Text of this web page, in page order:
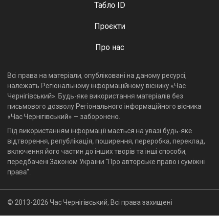
Табло ID
Проєкти
Про нас
Всі права на матеріали, опубліковані на даному ресурсі,
належать Регіональному інформаційному віснику «Час
Чернігівський». Будь-яке використання матеріалів без
письмового дозволу Регіонального інформаційного вісника
«Час Чернігівський» — заборонено.
Під використанням інформації мається на увазі будь-яке
відтворення, републікація, поширення, переробка, переклад,
включення його частин до інших творів та інші способи,
передбачені Законом України "Про авторське право і суміжні
права".
© 2013-2026 Час Чернігівський, Всі права захищені